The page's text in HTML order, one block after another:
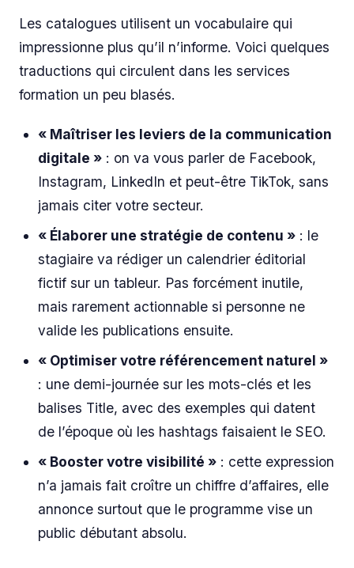
Les catalogues utilisent un vocabulaire qui
impressionne plus qu’il n’informe. Voici quelques
traductions qui circulent dans les services
formation un peu blasés.
« Maîtriser les leviers de la communication
digitale » : on va vous parler de Facebook,
Instagram, LinkedIn et peut-être TikTok, sans
jamais citer votre secteur.
« Élaborer une stratégie de contenu » : le
stagiaire va rédiger un calendrier éditorial
fictif sur un tableur. Pas forcément inutile,
mais rarement actionnable si personne ne
valide les publications ensuite.
« Optimiser votre référencement naturel »
: une demi-journée sur les mots-clés et les
balises Title, avec des exemples qui datent
de l’époque où les hashtags faisaient le SEO.
« Booster votre visibilité » : cette expression
n’a jamais fait croître un chiffre d’affaires, elle
annonce surtout que le programme vise un
public débutant absolu.